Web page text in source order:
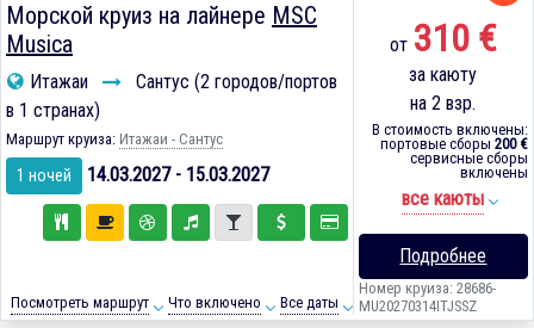
Морской круиз на лайнере MSC
Musica
Итажаи
Сантус (2 городов/портов
в 1 странах)
Маршрут круиза: Итажаи - Сантус
1 ночей 14.03.2027 - 15.03.2027
Посмотреть маршрут Что включено Все даты
от 310 €
за каюту
на 2 взр.
В стоимость включены:
портовые сборы 200 €
сервисные сборы
включены
все каюты
Подробнее
Номер круиза: 28686-
MU20270314ITJSSZ